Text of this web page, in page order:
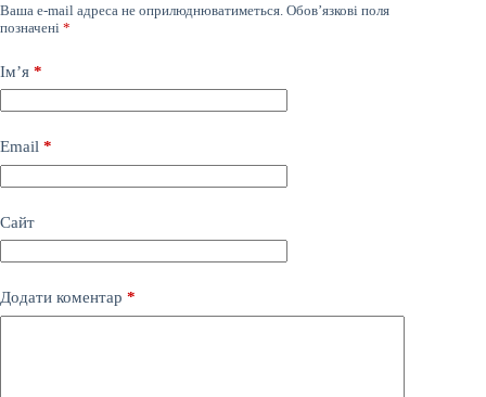
Ваша e-mail адреса не оприлюднюватиметься. Обов’язкові поля
позначені *
Ім’я *
Email *
Сайт
Додати коментар *